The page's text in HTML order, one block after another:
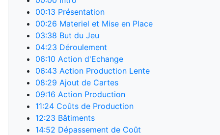
00:13 Présentation
00:26 Materiel et Mise en Place
03:38 But du Jeu
04:23 Déroulement
06:10 Action d'Echange
06:43 Action Production Lente
08:29 Ajout de Cartes
09:16 Action Production
11:24 Coûts de Production
12:23 Bâtiments
14:52 Dépassement de Coût